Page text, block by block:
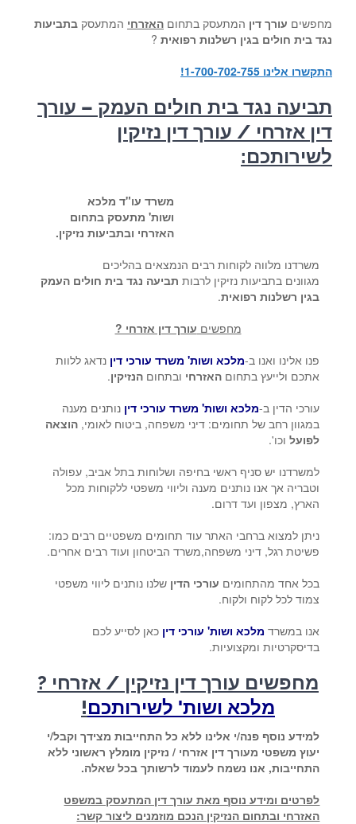
מחפשים עורך דין המתעסק בתחום האזרחי המתעסק בתביעות
נגד בית חולים בגין רשלנות רפואית ?
התקשרו אלינו 1-700-702-755!
תביעה נגד בית חולים העמק – עורך
דין אזרחי / עורך דין נזיקין
לשירותכם:
משרד עו"ד מלכא
ושות' מתעסק בתחום
האזרחי ובתביעות נזיקין.
משרדנו מלווה לקוחות רבים הנמצאים בהליכים
מגוונים בתביעות נזיקין לרבות תביעה נגד בית חולים העמק
בגין רשלנות רפואית.
מחפשים עורך דין אזרחי ?
פנו אלינו ואנו ב-מלכא ושות' משרד עורכי דין נדאג ללוות
אתכם ולייעץ בתחום האזרחי ובתחום הנזיקין.
עורכי הדין ב-מלכא ושות' משרד עורכי דין נותנים מענה
במגוון רחב של תחומים: דיני משפחה, ביטוח לאומי, הוצאה
לפועלוכו'.
למשרדנו יש סניף ראשי בחיפה ושלוחות בתל אביב, עפולה
וטבריה אך אנו נותנים מענה וליווי משפטי ללקוחות מכל
הארץ, מצפון ועד דרום.
ניתן למצוא ברחבי האתר עוד תחומים משפטיים רבים כמו:
פשיטת רגל, דיני משפחה,משרד הביטחון ועוד רבים אחרים.
בכל אחד מהתחומים עורכי הדין שלנו נותנים ליווי משפטי
צמוד לכל לקוח ולקוח.
אנו במשרד מלכא ושות' עורכי דין כאן לסייע לכם
בדיסקרטיות ומקצועיות.
מחפשים עורך דין נזיקין / אזרחי ?
מלכא ושות' לשירותכם!
למידע נוסף פנה/י אלינו ללא כל התחייבות מצידך וקבל/י
יעוץ משפטי מעורך דין אזרחי / נזיקין מומלץ ראשוני ללא
התחייבות, אנו נשמח לעמוד לרשותך בכל שאלה.
לפרטים ומידע נוסף מאת עורך דין המתעסק במשפט
האזרחי ובתחום הנזיקין הנכם מוזמנים ליצור קשר: